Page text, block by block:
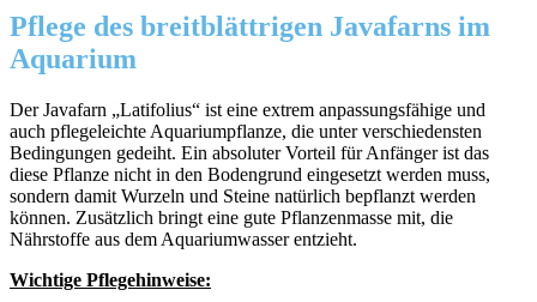
Pflege des breitblättrigen Javafarns im
Aquarium
Der Javafarn „Latifolius“ ist eine extrem anpassungsfähige und
auch pflegeleichte Aquariumpflanze, die unter verschiedensten
Bedingungen gedeiht. Ein absoluter Vorteil für Anfänger ist das
diese Pflanze nicht in den Bodengrund eingesetzt werden muss,
sondern damit Wurzeln und Steine natürlich bepflanzt werden
können. Zusätzlich bringt eine gute Pflanzenmasse mit, die
Nährstoffe aus dem Aquariumwasser entzieht.
Wichtige Pflegehinweise: